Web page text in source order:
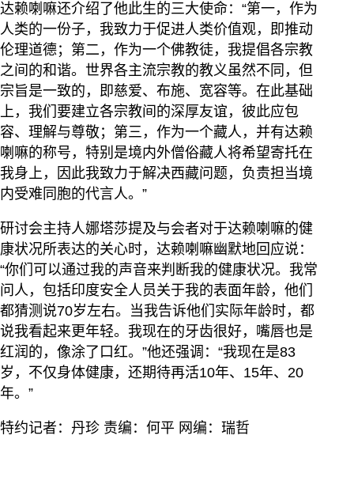
达赖喇嘛还介绍了他此生的三大使命：“第一，作为
人类的一份子，我致力于促进人类价值观，即推动
伦理道德；第二，作为一个佛教徒，我提倡各宗教
之间的和谐。世界各主流宗教的教义虽然不同，但
宗旨是一致的，即慈爱、布施、宽容等。在此基础
上，我们要建立各宗教间的深厚友谊，彼此应包
容、理解与尊敬；第三，作为一个藏人，并有达赖
喇嘛的称号，特别是境内外僧俗藏人将希望寄托在
我身上，因此我致力于解决西藏问题，负责担当境
内受难同胞的代言人。”
研讨会主持人娜塔莎提及与会者对于达赖喇嘛的健
康状况所表达的关心时，达赖喇嘛幽默地回应说：
“你们可以通过我的声音来判断我的健康状况。我常
问人，包括印度安全人员关于我的表面年龄，他们
都猜测说70岁左右。当我告诉他们实际年龄时，都
说我看起来更年轻。我现在的牙齿很好，嘴唇也是
红润的，像涂了口红。”他还强调：“我现在是83
岁，不仅身体健康，还期待再活10年、15年、20
年。”
特约记者：丹珍 责编：何平 网编：瑞哲